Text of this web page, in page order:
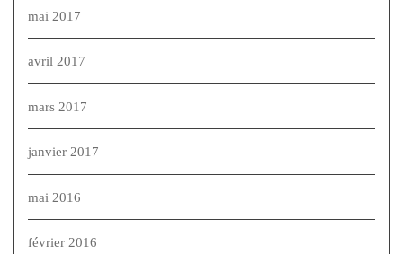
mai 2017
avril 2017
mars 2017
janvier 2017
mai 2016
février 2016